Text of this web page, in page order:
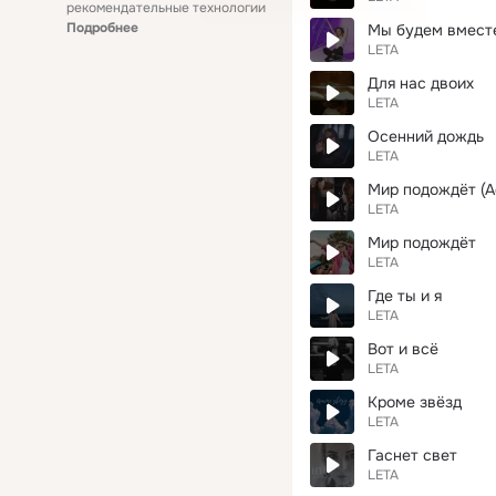
рекомендательные технологии
Подробнее
Мы будем
LETA
Для нас двоих
LETA
Осенний дождь
LETA
Мир подождёт
LETA
Мир подождёт
LETA
Где ты и я
LETA
Вот и всё
LETA
Кроме звёзд
LETA
Гаснет свет
LETA